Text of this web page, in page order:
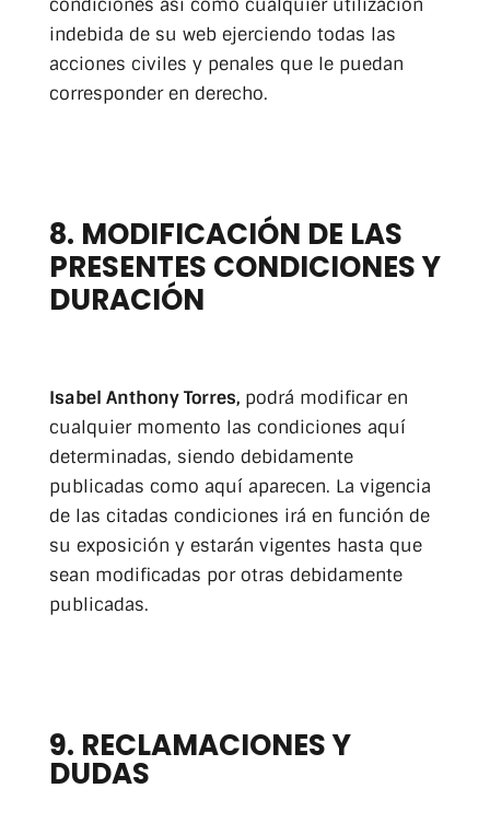
condiciones así como cualquier utilización
indebida de su web ejerciendo todas las
acciones civiles y penales que le puedan
corresponder en derecho.
8. MODIFICACIÓN DE LAS
PRESENTES CONDICIONES Y
DURACIÓN
Isabel Anthony Torres, podrá modificar en
cualquier momento las condiciones aquí
determinadas, siendo debidamente
publicadas como aquí aparecen. La vigencia
de las citadas condiciones irá en función de
su exposición y estarán vigentes hasta que
sean modificadas por otras debidamente
publicadas.
9. RECLAMACIONES Y
DUDAS